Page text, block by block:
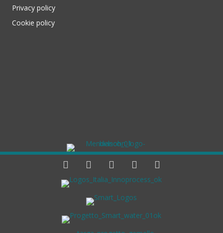
Privacy policy
Cookie policy